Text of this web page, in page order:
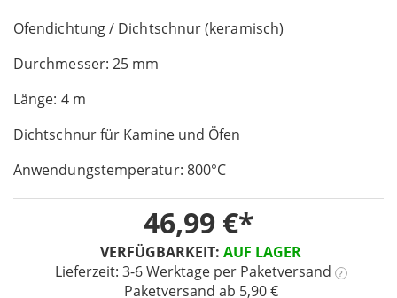
Ofendichtung / Dichtschnur (keramisch)
Durchmesser: 25 mm
Länge: 4 m
Dichtschnur für Kamine und Öfen
Anwendungstemperatur: 800°C
VERFÜGBARKEIT: AUF LAGER
Lieferzeit: 3-6 Werktageper Paketversand ?
Paketversand ab 5,90 €
46,99 €
gallery
to
beginning
the
images
gallery